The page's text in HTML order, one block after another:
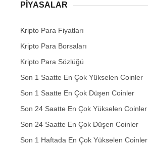
PIYASALAR
Kripto Para Fiyatları
Kripto Para Borsaları
Kripto Para Sözlüğü
Son 1 Saatte En Çok Yükselen Coinler
Son 1 Saatte En Çok Düşen Coinler
Son 24 Saatte En Çok Yükselen Coinler
Son 24 Saatte En Çok Düşen Coinler
Son 1 Haftada En Çok Yükselen Coinler